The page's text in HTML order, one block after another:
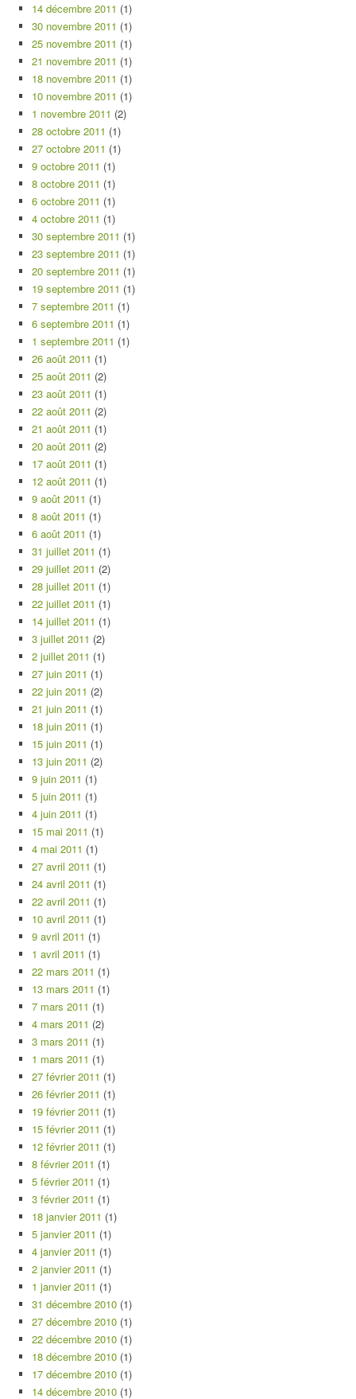
14 décembre 2011 (1)
30 novembre 2011 (1)
25 novembre 2011 (1)
21 novembre 2011 (1)
18 novembre 2011 (1)
10 novembre 2011 (1)
1 novembre 2011 (2)
28 octobre 2011 (1)
27 octobre 2011 (1)
9 octobre 2011 (1)
8 octobre 2011 (1)
6 octobre 2011 (1)
4 octobre 2011 (1)
30 septembre 2011 (1)
23 septembre 2011 (1)
20 septembre 2011 (1)
19 septembre 2011 (1)
7 septembre 2011 (1)
6 septembre 2011 (1)
1 septembre 2011 (1)
26 août 2011 (1)
25 août 2011 (2)
23 août 2011 (1)
22 août 2011 (2)
21 août 2011 (1)
20 août 2011 (2)
17 août 2011 (1)
12 août 2011 (1)
9 août 2011 (1)
8 août 2011 (1)
6 août 2011 (1)
31 juillet 2011 (1)
29 juillet 2011 (2)
28 juillet 2011 (1)
22 juillet 2011 (1)
14 juillet 2011 (1)
3 juillet 2011 (2)
2 juillet 2011 (1)
27 juin 2011 (1)
22 juin 2011 (2)
21 juin 2011 (1)
18 juin 2011 (1)
15 juin 2011 (1)
13 juin 2011 (2)
9 juin 2011 (1)
5 juin 2011 (1)
4 juin 2011 (1)
15 mai 2011 (1)
4 mai 2011 (1)
27 avril 2011 (1)
24 avril 2011 (1)
22 avril 2011 (1)
10 avril 2011 (1)
9 avril 2011 (1)
1 avril 2011 (1)
22 mars 2011 (1)
13 mars 2011 (1)
7 mars 2011 (1)
4 mars 2011 (2)
3 mars 2011 (1)
1 mars 2011 (1)
27 février 2011 (1)
26 février 2011 (1)
19 février 2011 (1)
15 février 2011 (1)
12 février 2011 (1)
8 février 2011 (1)
5 février 2011 (1)
3 février 2011 (1)
18 janvier 2011 (1)
5 janvier 2011 (1)
4 janvier 2011 (1)
2 janvier 2011 (1)
1 janvier 2011 (1)
31 décembre 2010 (1)
27 décembre 2010 (1)
22 décembre 2010 (1)
18 décembre 2010 (1)
17 décembre 2010 (1)
14 décembre 2010 (1)